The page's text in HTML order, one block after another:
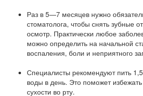
Раз в 5—7 месяцев нужно
стоматолога, чтобы снять зубные
осмотр. Практически любое
можно определить на начальной
воспаления, боли и неприятного
Специалисты рекомендуют пить
воды в день. Это поможет
сухости во рту.